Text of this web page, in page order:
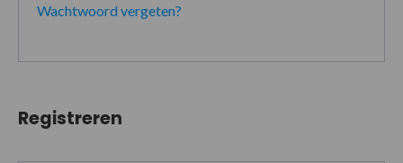
Wachtwoord vergeten?
Registreren